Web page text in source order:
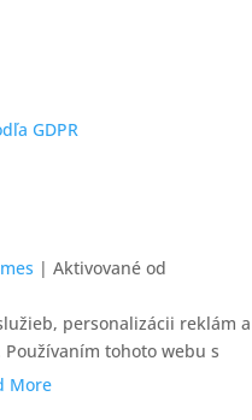
GDPR
| Aktivované od
personalizácii reklám a
tohoto webu s
More